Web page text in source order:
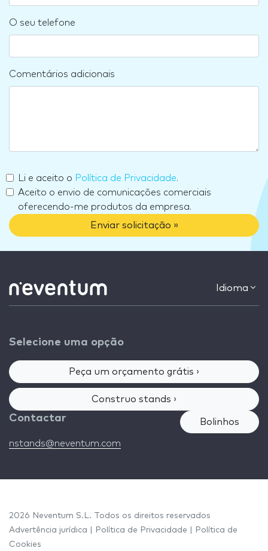
O seu telefone
Comentários adicionais
Li e aceito o Política de Privacidade.
Aceito o envio de comunicações comerciais
oferecendo-me produtos da empresa.
Enviar solicitação »
Idioma
Selecione uma opção
Peça um orçamento grátis ›
Construo stands ›
Contactar
nstands@neventum.com
Bolinhos
2026 Neventum S.L. Todos os direitos reservados
Advertência jurídica
Política de Privacidade
Política de
Cookies